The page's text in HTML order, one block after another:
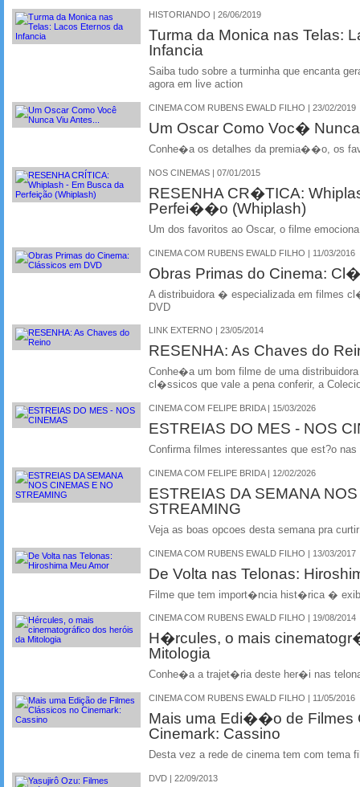
HISTORIANDO | 26/06/2019
Turma da Monica nas Telas:
Infancia
Saiba tudo sobre a turminha que encanta
agora em live action
CINEMA COM RUBENS EWALD FILHO | 23/02/2019
Um Oscar Como Voc�
Conhe�a os detalhes da premia��o, os
NOS CINEMAS | 07/01/2015
RESENHA CR�TICA:
Perfei��o (Whiplash)
Um dos favoritos ao Oscar, o filme emociona
CINEMA COM RUBENS EWALD FILHO | 11/03/2016
Obras Primas do Cinema:
A distribuidora � especializada em filmes
DVD
LINK EXTERNO | 23/05/2014
RESENHA: As Chaves do
Conhe�a um bom filme de uma
cl�ssicos que vale a pena conferir, a
CINEMA COM FELIPE BRIDA | 15/03/2026
ESTREIAS DO MES - NOS
Confirma filmes interessantes que est?o nas
CINEMA COM FELIPE BRIDA | 12/02/2026
ESTREIAS DA SEMANA
STREAMING
Veja as boas opcoes desta semana pra
CINEMA COM RUBENS EWALD FILHO | 13/03/2017
De Volta nas Telonas:
Filme que tem import�ncia hist�rica �
CINEMA COM RUBENS EWALD FILHO | 19/08/2014
H�rcules, o mais
Mitologia
Conhe�a a trajet�ria deste her�i nas
CINEMA COM RUBENS EWALD FILHO | 11/05/2016
Mais uma Edi��o de Filmes
Cinemark: Cassino
Desta vez a rede de cinema tem com tema
DVD | 22/09/2013